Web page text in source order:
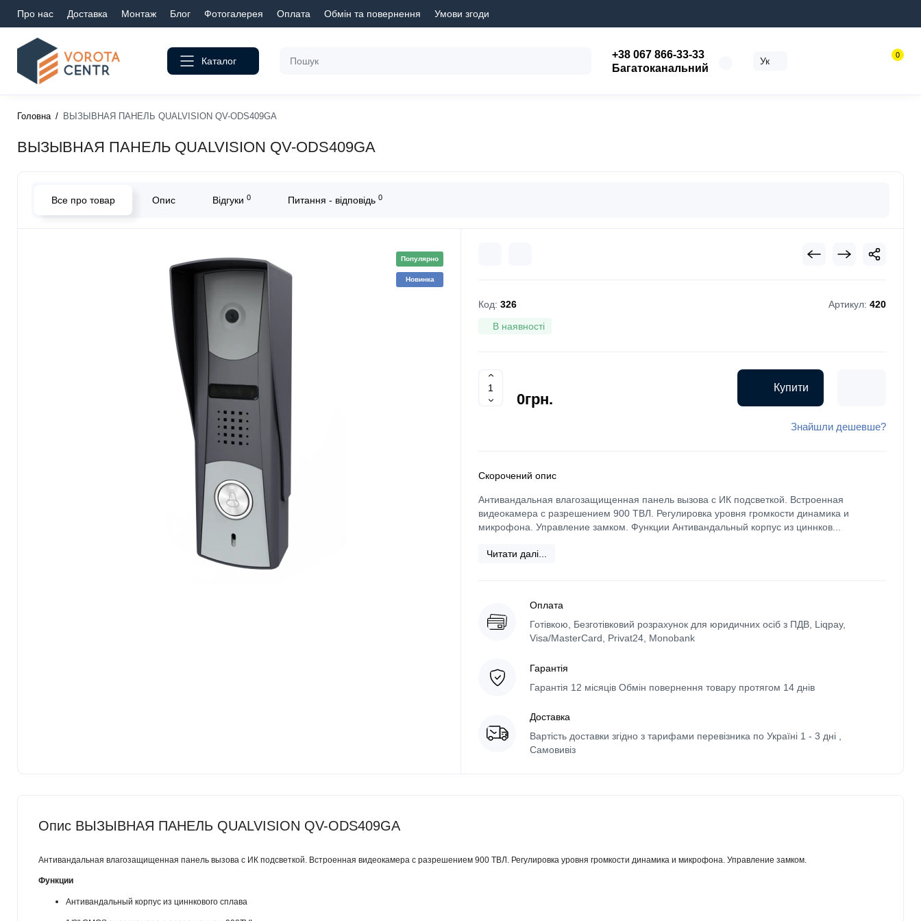
Про нас Доставка Монтаж Блог Фотогалерея Оплата Обмін та повернення Умови згоди
Каталог
+38 067 866-33-33
Багатоканальний
Ук
0
Головна ВЫЗЫВНАЯ ПАНЕЛЬ QUALVISION QV-ODS409GA
ВЫЗЫВНАЯ ПАНЕЛЬ QUALVISION QV-ODS409GA
Все про товар Опис Відгуки 0 Питання - відповідь 0
Популярно
Новинка
Код: 326 Артикул: 420
В наявності
0грн.
Купити
Знайшли дешевше?
Скорочений опис
Антивандальная влагозащищенная панель вызова с ИК подсветкой. Встроенная
видеокамера с разрешением 900 ТВЛ. Регулировка уровня громкости динамика и
микрофона. Управление замком. Функции Антивандальный корпус из циннков...
Читати далі...
Оплата
Готівкою, Безготівковий розрахунок для юридичних осіб з ПДВ, Liqpay,
Visa/MasterCard, Privat24, Monobank
Гарантія
Гарантія 12 місяців Обмін повернення товару протягом 14 днів
Доставка
Вартість доставки згідно з тарифами перевізника по Україні 1 - 3 дні ,
Самовивіз
Опис ВЫЗЫВНАЯ ПАНЕЛЬ QUALVISION QV-ODS409GA
Антивандальная влагозащищенная панель вызова с ИК подсветкой. Встроенная видеокамера с разрешением 900 ТВЛ. Регулировка уровня громкости динамика и микрофона. Управление замком.
Функции
Антивандальный корпус из циннкового сплава